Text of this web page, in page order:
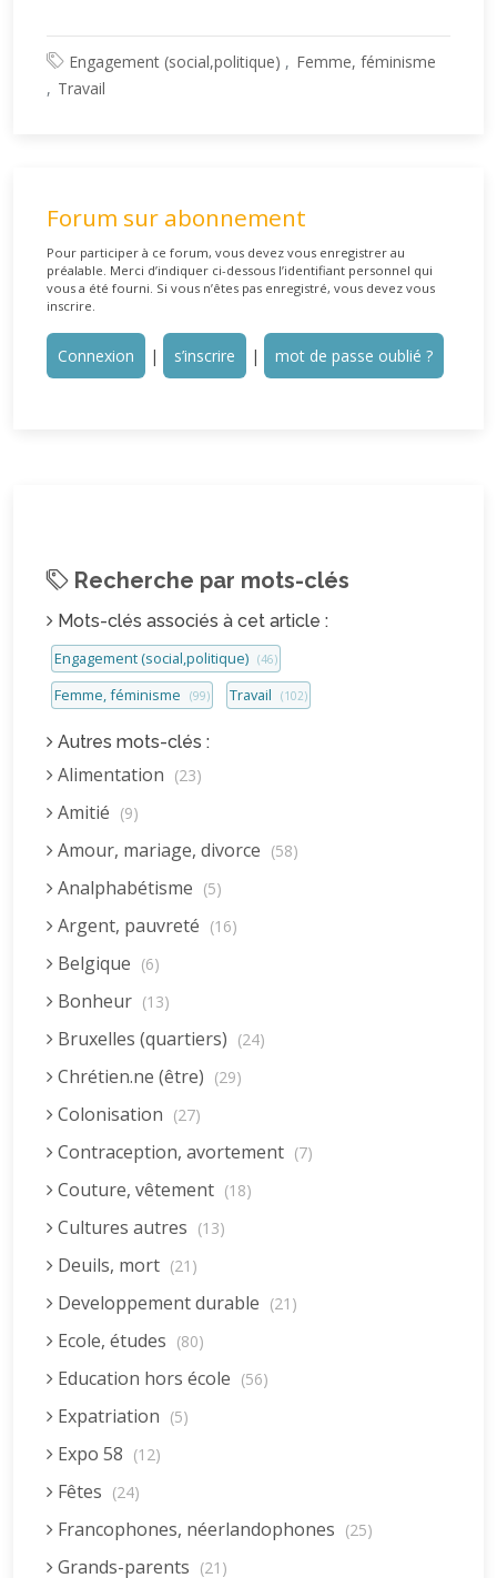
Engagement (social,politique)
Femme, féminisme
Travail
Forum sur abonnement
Pour participer à ce forum, vous devez vous enregistrer au
préalable. Merci d’indiquer ci-dessous l’identifiant personnel qui
vous a été fourni. Si vous n’êtes pas enregistré, vous devez vous
inscrire.
Connexion | s’inscrire | mot de passe oublié ?
Recherche par mots-clés
Mots-clés associés à cet article :
Engagement (social,politique) (46)
Femme, féminisme (99) Travail (102)
Autres mots-clés :
Alimentation (23)
Amitié (9)
Amour, mariage, divorce (58)
Analphabétisme (5)
Argent, pauvreté (16)
Belgique (6)
Bonheur (13)
Bruxelles (quartiers) (24)
Chrétien.ne (être) (29)
Colonisation (27)
Contraception, avortement (7)
Couture, vêtement (18)
Cultures autres (13)
Deuils, mort (21)
Developpement durable (21)
Ecole, études (80)
Education hors école (56)
Expatriation (5)
Expo 58 (12)
Fêtes (24)
Francophones, néerlandophones (25)
Grands-parents (21)